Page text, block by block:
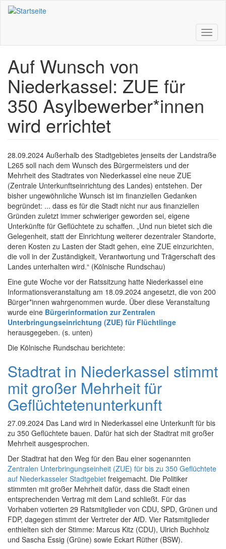
Direkt
zum
Auf Wunsch von
Niederkassel: ZUE für
350 Asylbewerber*innen
wird errichtet
28.09.2024 Außerhalb des Stadtgebietes jenseits der Landstraße
L265 soll nach dem Wunsch des Bürgermeisters und der
Mehrheit des Stadtrates von Niederkassel eine neue ZUE
(Zentrale Unterkunftseinrichtung des Landes) entstehen. Der
bisher ungewöhnliche Wunsch ist im finanziellen Gedanken
begründet: ... dass es für die Stadt nicht nur aus finanziellen
Gründen zuletzt immer schwieriger geworden sei, eigene
Unterkünfte für Geflüchtete zu schaffen. „Und nun bietet sich die
Gelegenheit, statt der Einrichtung weiterer dezentraler Standorte,
deren Kosten zu Lasten der Stadt gehen, eine ZUE einzurichten,
die voll in der Zuständigkeit, Verantwortung und Trägerschaft des
Landes unterhalten wird.“ (Kölnische Rundschau)
Eine gute Woche vor der Ratssitzung hatte Niederkassel eine
Informationsveranstaltung am 18.09.2024 angesetzt, die von 200
Bürger*innen wahrgenommen wurde. Über diese Veranstaltung
wurde eine Bürgerinformation zur Zentralen
Unterbringungseinrichtung (ZUE) für Flüchtlinge
herausgegeben. (s. unten)
Die Kölnische Rundschau berichtete:
Stadtrat in Niederkassel stimmt
mit großer Mehrheit für
Geflüchtetenunterkunft
27.09.2024 Das Land wird in Niederkassel eine Unterkunft für bis
zu 350 Geflüchtete bauen. Dafür hat sich der Stadtrat mit großer
Mehrheit ausgesprochen.
Der Stadtrat hat den Weg für den Bau einer sogenannten
Zentralen Unterbringungseinheit (ZUE) für bis zu 350 Geflüchtete
auf Niederkasseler Stadtgebiet freigemacht. Die Politiker
stimmten mit großer Mehrheit dafür, dass die Stadt einen
entsprechenden Vertrag mit dem Land schließt. Für das
Vorhaben votierten 29 Ratsmitglieder von CDU, SPD, Grünen und
FDP, dagegen stimmt der Vertreter der AfD. Vier Ratsmitglieder
enthielten sich der Stimme: Marcus Kitz (CDU), Ulrich Buchholz
und Sascha Essig (Grüne) sowie Eckart Rüther (BSW).